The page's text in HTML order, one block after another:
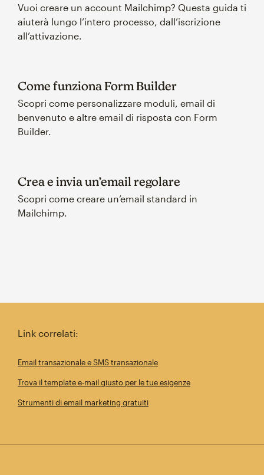
Vuoi creare un account Mailchimp? Questa guida ti
aiuterà lungo l’intero processo, dall’iscrizione
all’attivazione.
Come funziona Form Builder
Scopri come personalizzare moduli, email di
benvenuto e altre email di risposta con Form
Builder.
Crea e invia un’email regolare
Scopri come creare un’email standard in
Mailchimp.
Link correlati:
Email transazionale e SMS transazionale
Trova il template e-mail giusto per le tue esigenze
Strumenti di email marketing gratuiti